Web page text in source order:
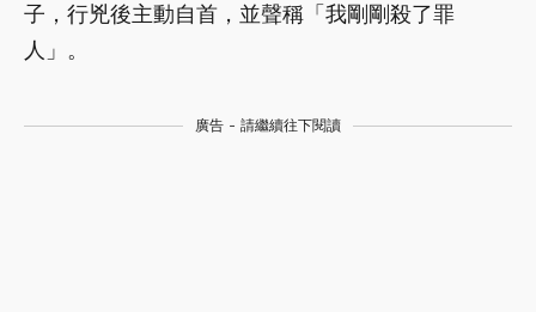
子，行兇後主動自首，並聲稱「我剛剛殺了罪
人」。
廣告 - 請繼續往下閱讀